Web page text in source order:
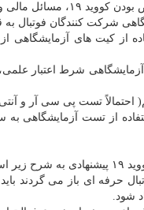
مالی و سطح رقابت ها.
شرکت کنندگان فوتبال
از کیت های آزمایشگاهی
شرط اعتبار
احتمالاً تست پی سی آر و
از تست آزمایشگاهی
است:
شود.